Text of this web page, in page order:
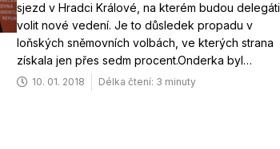
sjezd v Hradci Králové, na kterém budou delegáti
volit nové vedení. Je to důsledek propadu v
loňských sněmovních volbách, ve kterých strana
získala jen přes sedm procent.Onderka byl…
10. 01. 2018 Délka čtení: 3 minuty